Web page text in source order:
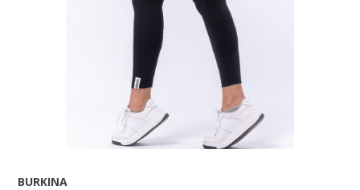
BURKINA